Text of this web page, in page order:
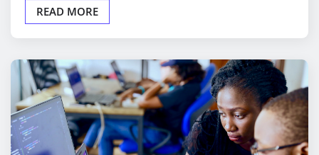
READ MORE